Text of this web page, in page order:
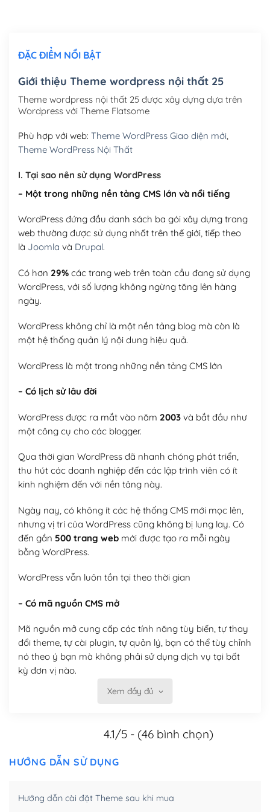
Mua thêm Host + Tên miền
(+300,000₫)
Tên miền Việt Nam .vn (1 năm) (+550,000₫)
Hosting 3GB SSD (1 năm)
Hosting 5GB SSD (1 năm)
Hosting 8GB SSD (1 năm) (+950,000₫)
ĐẶC ĐIỂM NỔI BẬT
Giới thiệu Theme wordpress nội thất 25
Theme wordpress nội thất 25 được xây dựng dựa trên
Wordpress với Theme Flatsome
Phù hợp với web: Theme WordPress Giao diện mới,
Theme WordPress Nội Thất
I. Tại sao nên sử dụng WordPress
– Một trong những nền tảng CMS lớn và nổi tiếng
WordPress đứng đầu danh sách ba gói xây dựng trang
web thường được sử dụng nhất trên thế giới, tiếp theo
là Joomla và Drupal.
Có hơn 29%các trang web trên toàn cầu đang sử dụng
WordPress, với số lượng không ngừng tăng lên hàng
ngày.
WordPress không chỉ là một nền tảng blog mà còn là
một hệ thống quản lý nội dung hiệu quả.
WordPress là một trong những nền tảng CMS lớn
– Có lịch sử lâu đời
WordPress được ra mắt vào năm 2003và bắt đầu như
một công cụ cho các blogger.
Qua thời gian WordPress đã nhanh chóng phát triển,
thu hút các doanh nghiệp đến các lập trình viên có ít
kinh nghiệm đến với nền tảng này.
Ngày nay, có không ít các hệ thống CMS mới mọc lên,
nhưng vị trí của WordPress cũng không bị lung lay. Có
đến gần 500 trang webmới được tạo ra mỗi ngày
bằng WordPress.
WordPress vẫn luôn tồn tại theo thời gian
– Có mã nguồn CMS mở
Mã nguồn mở cung cấp các tính năng tùy biến, tự thay
đổi theme, tự cài plugin, tự quản lý, bạn có thể tùy chỉnh
nó theo ý bạn mà không phải sử dụng dịch vụ tại bất
kỳ đơn vị nào.
Việc của bạn là đăng ký một tên miền và hosting để
Có thể tùy biến trên website WordPress
– Thân thiện với công cụ tìm kiếm
WordPress bao gồm nhiều công cụ và plugin để tối ưu
Xem đầy đủ
4.1/5 - (46 bình chọn)
HƯỚNG DẪN SỬ DỤNG
Hướng dẫn cài đặt Theme sau khi mua